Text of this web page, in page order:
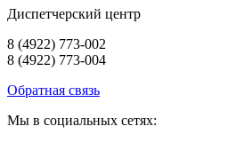
Диспетчерский центр
8 (4922) 773-002
8 (4922) 773-004
Обратная связь
Мы в социальных сетях: